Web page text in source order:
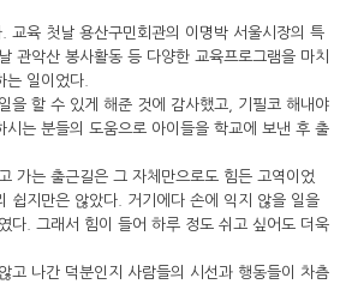
육 첫날 용산구민회관의 이명박 서울시장의 특
관악산 봉사활동 등 다양한 교육프로그램을 마치
일이었다.
을 할 수 있게 해준 것에 감사했고, 기필코 해내야
는 분들의 도움으로 아이들을 학교에 보낸 후 출
가는 출근길은 그 자체만으로도 힘든 고역이었
쉽지만은 않았다. 거기에다 손에 익지 않을 일을
다. 그래서 힘이 들어 하루 정도 쉬고 싶어도 더욱
고 나간 덕분인지 사람들의 시선과 행동들이 차츰